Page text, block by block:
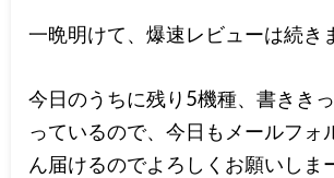
一晩明けて、爆速レビューは続き
今日のうちに残り5機種、書きき
っているので、今日もメールフォ
ん届けるのでよろしくお願いし